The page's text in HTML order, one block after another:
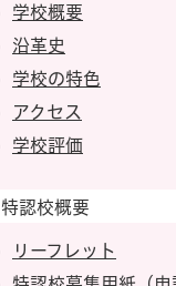
学校概要
沿革史
学校の特色
アクセス
学校評価
特認校概要
リーフレット